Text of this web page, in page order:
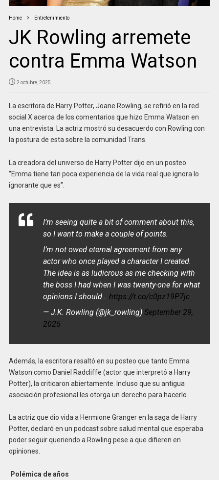
Home Entretenimiento
JK Rowling arremete
contra Emma Watson
2 octubre, 2025
La escritora de Harry Potter, Joane Rowling, se refirió en la red
social X acerca de los comentarios que hizo Emma Watson en
una entrevista. La actriz mostró su desacuerdo con Rowling con
la postura de esta sobre la comunidad Trans.
La creadora del universo de Harry Potter dijo en un posteo
“Emma tiene tan poca experiencia de la vida real que ignora lo
ignorante que es”.
I’m seeing quite a bit of comment about this,
so I want to make a couple of points.
I’m not owed eternal agreement from any
actor who once played a character I created.
The idea is as ludicrous as me checking with
the boss I had when I was twenty-one for what
opinions I should… https://t.co/c0pz19P7jc
— J.K. Rowling (@jk_rowling) September 29,
2025
Además, la escritora resaltó en su posteo que tanto Emma
Watson como Daniel Radcliffe (actor que interpretó a Harry
Potter), la criticaron abiertamente. Incluso que su antigua
asociación profesional les otorga un derecho para hacerlo.
La actriz que dio vida a Hermione Granger en la saga de Harry
Potter, declaró en un podcast sobre salud mental que esperaba
poder seguir queriendo a Rowling pese a que difieren en
opiniones.
Polémica de años